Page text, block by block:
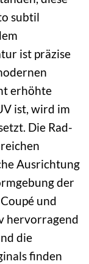
subtil
ist präzise
erhöhte
ist, wird im
Die Rad-
Ausrichtung
der
und
hervorragend
die
finden